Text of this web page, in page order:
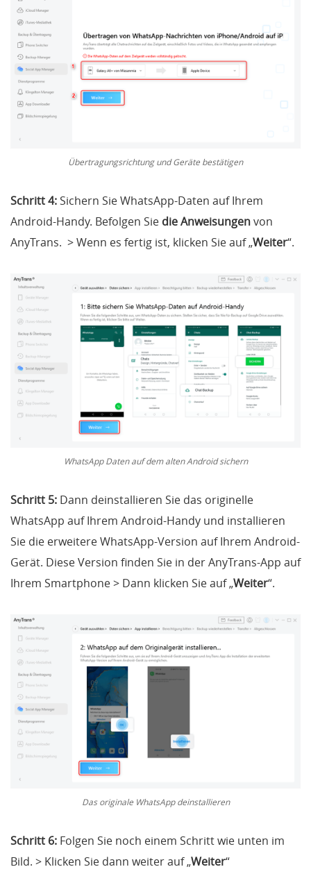
Übertragungsrichtung und Geräte bestätigen
Schritt 4: Sichern Sie WhatsApp-Daten auf Ihrem
Android-Handy. Befolgen Sie die Anweisungenvon
AnyTrans. > Wenn es fertig ist, klicken Sie auf „Weiter“.
WhatsApp Daten auf dem alten Android sichern
Schritt 5: Dann deinstallieren Sie das originelle
WhatsApp auf Ihrem Android-Handy und installieren
Sie die erweitere WhatsApp-Version auf Ihrem Android-
Gerät. Diese Version finden Sie in der AnyTrans-App auf
Ihrem Smartphone > Dann klicken Sie auf „Weiter“.
Das originale WhatsApp deinstallieren
Schritt 6: Folgen Sie noch einem Schritt wie unten im
Bild. > Klicken Sie dann weiter auf „Weiter“